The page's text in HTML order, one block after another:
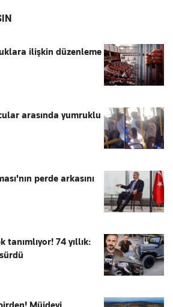
ilişkin düzenleme
arasında yumruklu
perde arkasını
tanımlıyor! 74 yıllık: